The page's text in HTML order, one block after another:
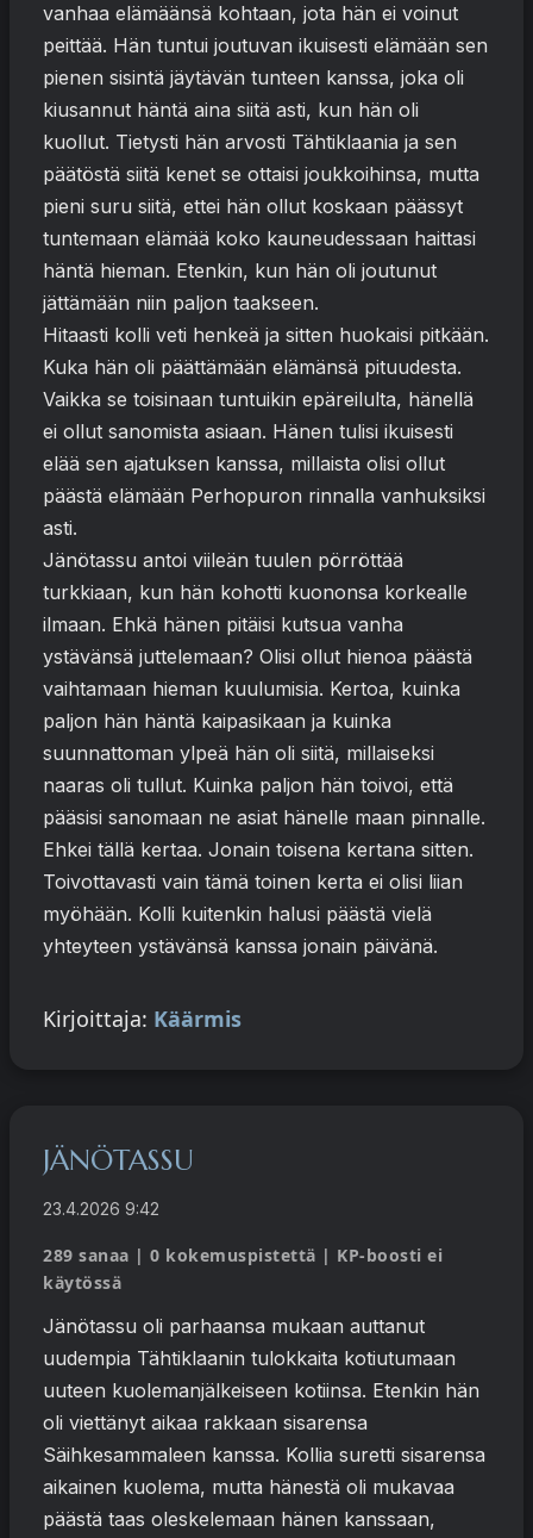
vanhaa elämäänsä kohtaan, jota hän ei voinut
peittää. Hän tuntui joutuvan ikuisesti elämään sen
pienen sisintä jäytävän tunteen kanssa, joka oli
kiusannut häntä aina siitä asti, kun hän oli
kuollut. Tietysti hän arvosti Tähtiklaania ja sen
päätöstä siitä kenet se ottaisi joukkoihinsa, mutta
pieni suru siitä, ettei hän ollut koskaan päässyt
tuntemaan elämää koko kauneudessaan haittasi
häntä hieman. Etenkin, kun hän oli joutunut
jättämään niin paljon taakseen.
Hitaasti kolli veti henkeä ja sitten huokaisi pitkään.
Kuka hän oli päättämään elämänsä pituudesta.
Vaikka se toisinaan tuntuikin epäreilulta, hänellä
ei ollut sanomista asiaan. Hänen tulisi ikuisesti
elää sen ajatuksen kanssa, millaista olisi ollut
päästä elämään Perhopuron rinnalla vanhuksiksi
asti.
Jänötassu antoi viileän tuulen pörröttää
turkkiaan, kun hän kohotti kuononsa korkealle
ilmaan. Ehkä hänen pitäisi kutsua vanha
ystävänsä juttelemaan? Olisi ollut hienoa päästä
vaihtamaan hieman kuulumisia. Kertoa, kuinka
paljon hän häntä kaipasikaan ja kuinka
suunnattoman ylpeä hän oli siitä, millaiseksi
naaras oli tullut. Kuinka paljon hän toivoi, että
pääsisi sanomaan ne asiat hänelle maan pinnalle.
Ehkei tällä kertaa. Jonain toisena kertana sitten.
Toivottavasti vain tämä toinen kerta ei olisi liian
myöhään. Kolli kuitenkin halusi päästä vielä
yhteyteen ystävänsä kanssa jonain päivänä.
Kirjoittaja: Käärmis
JÄNÖTASSU
23.4.2026 9:42
289 sanaa | 0 kokemuspistettä | KP-boosti ei
käytössä
Jänötassu oli parhaansa mukaan auttanut
uudempia Tähtiklaanin tulokkaita kotiutumaan
uuteen kuolemanjälkeiseen kotiinsa. Etenkin hän
oli viettänyt aikaa rakkaan sisarensa
Säihkesammaleen kanssa. Kollia suretti sisarensa
aikainen kuolema, mutta hänestä oli mukavaa
päästä taas oleskelemaan hänen kanssaan,